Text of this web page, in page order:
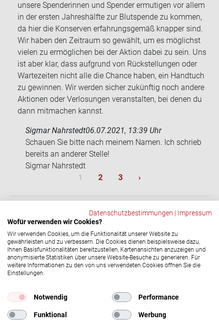
unsere Spenderinnen und Spender ermutigen vor allem
in der ersten Jahreshälfte zur Blutspende zu kommen,
da hier die Konserven erfahrungsgemäß knapper sind.
Wir haben den Zeitraum so gewählt, um es möglichst
vielen zu ermöglichen bei der Aktion dabei zu sein. Uns
ist aber klar, dass aufgrund von Rückstellungen oder
Wartezeiten nicht alle die Chance haben, ein Handtuch
zu gewinnen. Wir werden sicher zukünftig noch andere
Aktionen oder Verlosungen veranstalten, bei denen du
dann mitmachen kannst.
Sigmar Nahrstedt06.07.2021, 13:39 Uhr
Schau­en Sie bitte nach mei­nem Namen. Ich schrieb
be­reits an an­de­rer Stel­le!
Sig­mar Nahr­stedt
Sei­ten­num­me­rie­rungAktuelle Seite
1 Seite
2 Seite
3 Nächste Seite
›
ZURÜCK
Impressum
Datenschutz
Social-​Media Ka­nä­le
Datenschutzbestimmungen | Impressum
Wofür verwenden wir Cookies?
Wir verwenden Cookies, um die Funktionalität unserer Website zu
gewährleisten und zu verbessern. Die Cookies dienen beispielsweise dazu,
Ihnen Basisfunktionalitäten bereitzustellen, Kartenansichten anzuzeigen und
anonymisierte Statistiken über unsere Website-Besuche zu generieren. Für
weitere Informationen zu den von uns verwendeten Cookies öffnen Sie die
Einstellungen.
Notwendig Performance
Funktional Werbung